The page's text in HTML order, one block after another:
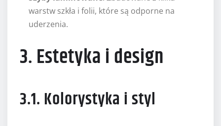
warstw szkła i folii, które są odporne na
uderzenia.
3. Estetyka i design
3.1. Kolorystyka i styl